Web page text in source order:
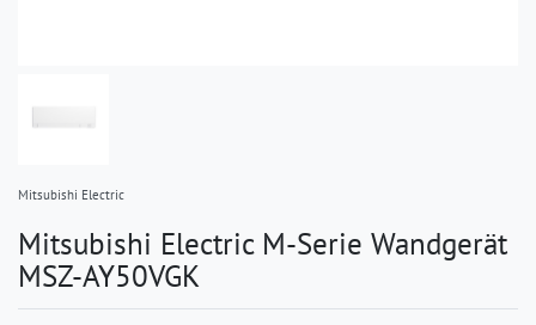
Mitsubishi Electric
Mitsubishi Electric M-Serie Wandgerät
MSZ-AY50VGK